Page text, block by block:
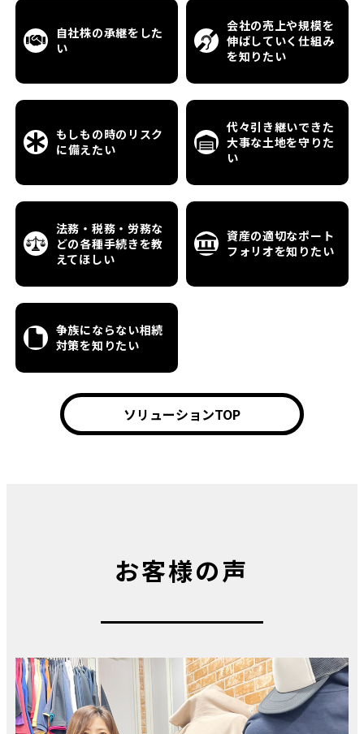
自社株の承継をした
い
会社の売上や規模を
伸ばして いく仕組み
を知りたい
もしもの時のリスク
に備えたい
代々引き継いできた
大事な土地を守りた
い
法務・税務・労務な
どの各種手続きを教
えてほしい
資産の適切なポート
フォリオを知りたい
争族にならない相続
対策を知りたい
ソリューションTOP
お客様の声